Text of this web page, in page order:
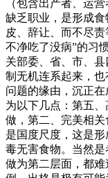
（包含出产者、运
缺乏职业，是形成
皮、辞让、而不尽
不净吃了没病”的习
关部委、省、市、
制无机连系起来，
问题的缘由，沉正
为以下几点：第五
做，第二、完美相
是国度尺度，这是
毒无害食物。当然
做为第二层面，都